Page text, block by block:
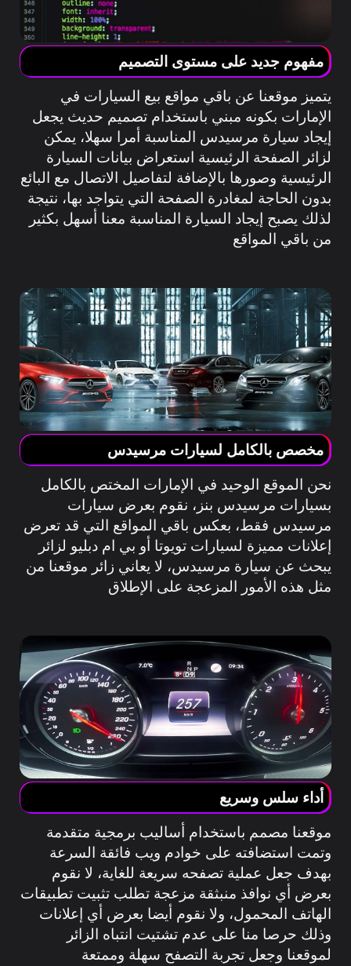
مفهوم جديد على مستوى التصميم
يتميز موقعنا عن باقي مواقع بيع السيارات في
الإمارات بكونه مبني باستخدام تصميم حديث يجعل
إيجاد سيارة مرسيدس المناسبة أمرا سهلا، يمكن
لزائر الصفحة الرئيسية استعراض بيانات السيارة
الرئيسية وصورها بالإضافة لتفاصيل الاتصال مع البائع
بدون الحاجة لمغادرة الصفحة التي يتواجد بها، نتيجة
لذلك يصبح إيجاد السيارة المناسبة معنا أسهل بكثير
من باقي المواقع
مخصص بالكامل لسيارات مرسيدس
نحن الموقع الوحيد في الإمارات المختص بالكامل
بسيارات مرسيدس بنز، نقوم بعرض سيارات
مرسيدس فقط، بعكس باقي المواقع التي قد تعرض
إعلانات مميزة لسيارات تويوتا أو بي ام دبليو لزائر
يبحث عن سيارة مرسيدس، لا يعاني زائر موقعنا من
مثل هذه الأمور المزعجة على الإطلاق
أداء سلس وسريع
موقعنا مصمم باستخدام أساليب برمجية متقدمة
وتمت استضافته على خوادم ويب فائقة السرعة
بهدف جعل عملية تصفحه سريعة للغاية، لا نقوم
بعرض أي نوافذ منبثقة مزعجة تطلب تثبيت تطبيقات
الهاتف المحمول، ولا نقوم أيضا بعرض أي إعلانات
وذلك حرصا منا على عدم تشتيت انتباه الزائر
لموقعنا وجعل تجربة التصفح سهلة وممتعة